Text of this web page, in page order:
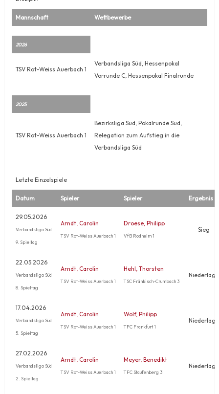
Mannschaft Wettbewerbe
2026
TSV Rot-Weiss Auerbach 1
Verbandsliga Süd, Hessenpokal
Vorrunde C, Hessenpokal Finalrunde
2025
TSV Rot-Weiss Auerbach 1
Bezirksliga Süd, Pokalrunde Süd,
Relegation zum Aufstieg in die
Verbandsliga Süd
Letzte Einzelspiele
Datum Spieler Spieler Ergebnis
29.05.2026
Verbandsliga Süd
9. Spieltag
Arndt, Carolin
TSV Rot-Weiss Auerbach 1
Droese, Philipp
VfB Rodheim 1
Sieg
22.05.2026
Verbandsliga Süd
8. Spieltag
Arndt, Carolin
TSV Rot-Weiss Auerbach 1
Hehl, Thorsten
TSC Fränkisch-Crumbach 3
Niederlage
17.04.2026
Verbandsliga Süd
5. Spieltag
Arndt, Carolin
TSV Rot-Weiss Auerbach 1
Wolf, Philipp
TFC Frankfurt 1
Niederlage
27.02.2026
Verbandsliga Süd
2. Spieltag
Arndt, Carolin
TSV Rot-Weiss Auerbach 1
Meyer, Benedikt
TFC Staufenberg 3
Niederlage